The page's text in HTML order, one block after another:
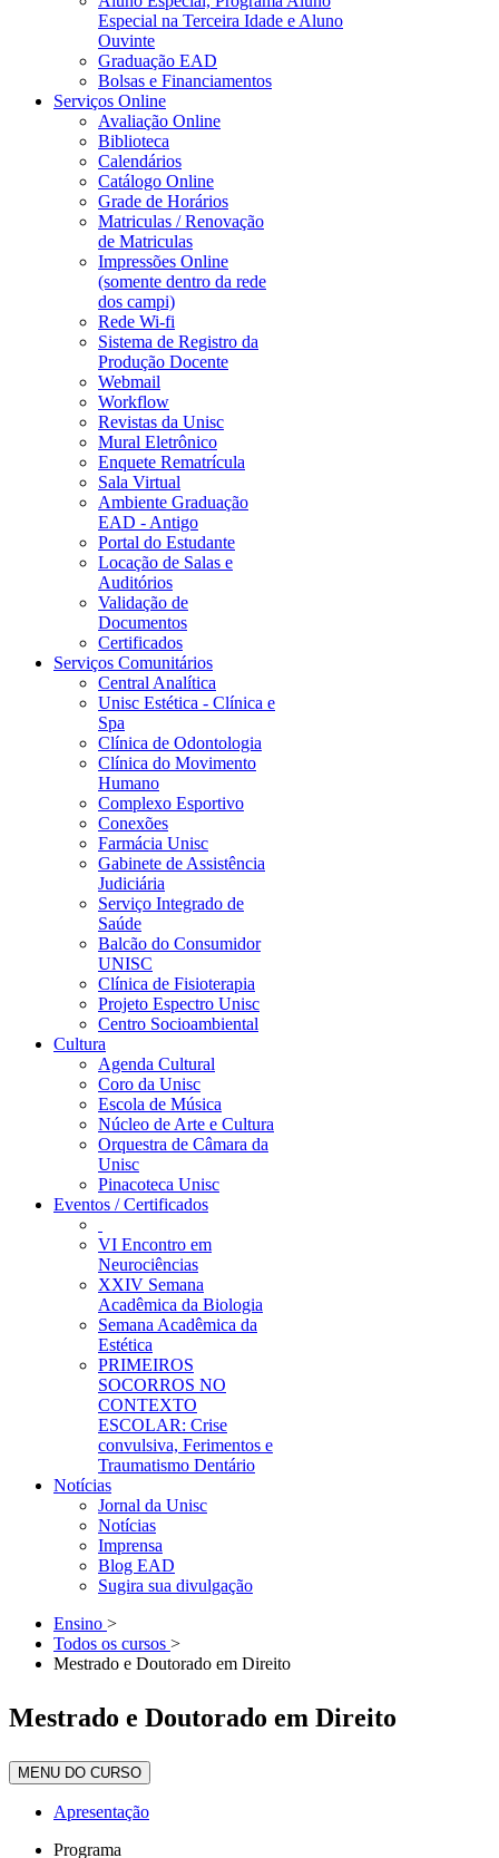
Especial na Terceira Idade e Aluno
Ouvinte
Graduação EAD
Bolsas e Financiamentos
Serviços Online
Avaliação Online
Biblioteca
Calendários
Catálogo Online
Grade de Horários
Matriculas / Renovação
de Matriculas
Impressões Online
(somente dentro da rede
dos campi)
Rede Wi-fi
Sistema de Registro da
Produção Docente
Webmail
Workflow
Revistas da Unisc
Mural Eletrônico
Enquete Rematrícula
Sala Virtual
Ambiente Graduação
EAD - Antigo
Portal do Estudante
Locação de Salas e
Auditórios
Validação de
Documentos
Certificados
Serviços Comunitários
Central Analítica
Unisc Estética - Clínica e
Spa
Clínica de Odontologia
Clínica do Movimento
Humano
Complexo Esportivo
Conexões
Farmácia Unisc
Gabinete de Assistência
Judiciária
Serviço Integrado de
Saúde
Balcão do Consumidor
UNISC
Clínica de Fisioterapia
Projeto Espectro Unisc
Centro Socioambiental
Cultura
Agenda Cultural
Coro da Unisc
Escola de Música
Núcleo de Arte e Cultura
Orquestra de Câmara da
Unisc
Pinacoteca Unisc
Eventos / Certificados
VI Encontro em
Neurociências
XXIV Semana
Acadêmica da Biologia
Semana Acadêmica da
Estética
PRIMEIROS
SOCORROS NO
CONTEXTO
ESCOLAR: Crise
convulsiva, Ferimentos e
Traumatismo Dentário
Notícias
Jornal da Unisc
Notícias
Imprensa
Blog EAD
Sugira sua divulgação
Ensino >
Todos os cursos >
Mestrado e Doutorado em Direito
Mestrado e Doutorado em Direito
MENU DO CURSO
Apresentação
Programa